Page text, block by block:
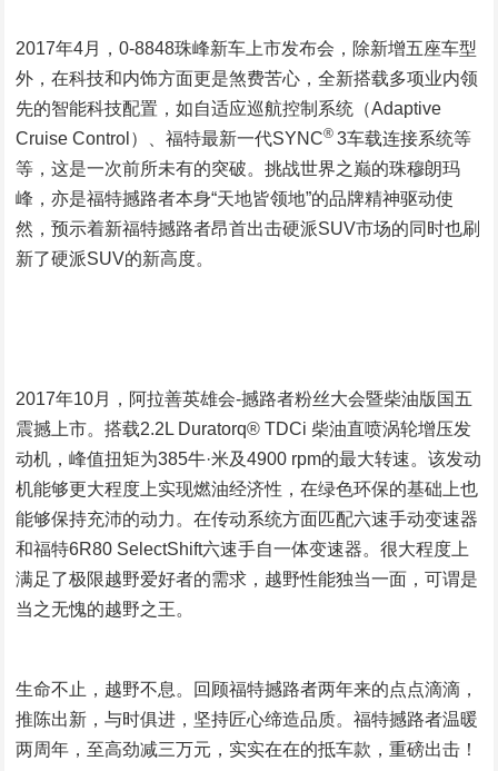
2017年4月，0-8848珠峰新车上市发布会，除新增五座车型
外，在科技和内饰方面更是煞费苦心，全新搭载多项业内领
先的智能科技配置，如自适应巡航控制系统（Adaptive
Cruise Control）、福特最新一代SYNC® 3车载连接系统等
等，这是一次前所未有的突破。挑战世界之巅的珠穆朗玛
峰，亦是福特撼路者本身“天地皆领地”的品牌精神驱动使
然，预示着新福特撼路者昂首出击硬派SUV市场的同时也刷
新了硬派SUV的新高度。
2017年10月，阿拉善英雄会-撼路者粉丝大会暨柴油版国五
震撼上市。搭载2.2L Duratorq® TDCi 柴油直喷涡轮增压发
动机，峰值扭矩为385牛·米及4900 rpm的最大转速。该发动
机能够更大程度上实现燃油经济性，在绿色环保的基础上也
能够保持充沛的动力。在传动系统方面匹配六速手动变速器
和福特6R80 SelectShift六速手自一体变速器。很大程度上
满足了极限越野爱好者的需求，越野性能独当一面，可谓是
当之无愧的越野之王。
生命不止，越野不息。回顾福特撼路者两年来的点点滴滴，
推陈出新，与时俱进，坚持匠心缔造品质。福特撼路者温暖
两周年，至高劲减三万元，实实在在的抵车款，重磅出击！